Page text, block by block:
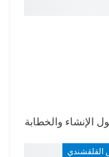
الإنشاء والخطابة
القلقشندي